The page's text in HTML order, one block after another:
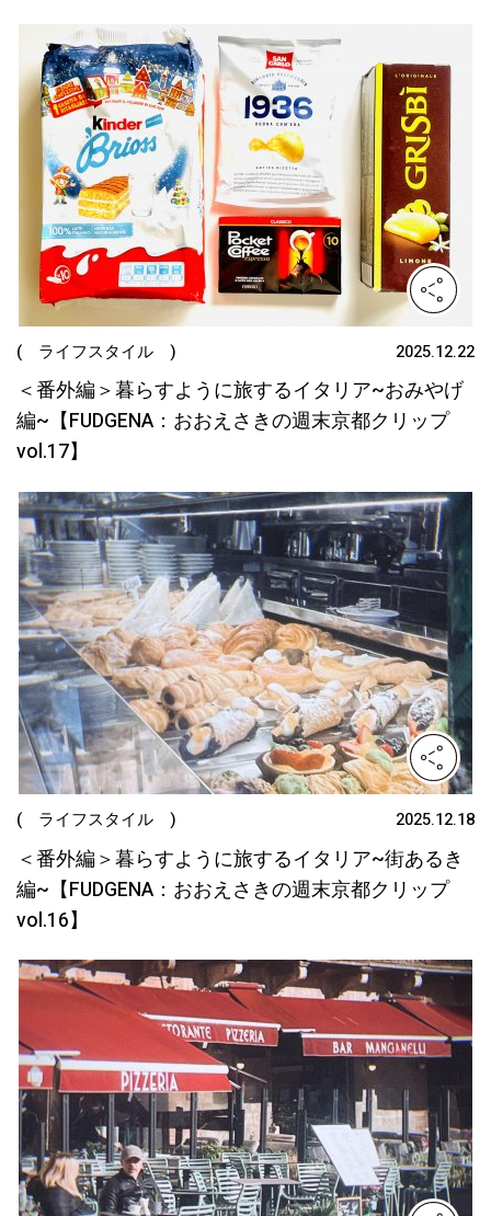
( ライフスタイル ) 2025.12.22
＜番外編＞暮らすように旅するイタリア~おみやげ
編~【FUDGENA：おおえさきの週末京都クリップ
vol.17】
( ライフスタイル ) 2025.12.18
＜番外編＞暮らすように旅するイタリア~街あるき
編~【FUDGENA：おおえさきの週末京都クリップ
vol.16】